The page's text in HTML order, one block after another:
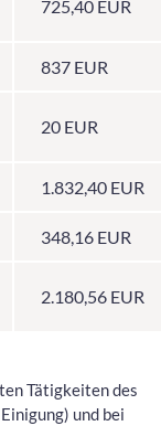
725,40 EUR
837 EUR
20 EUR
1.832,40 EUR
348,16 EUR
2.180,56 EUR
Tätigkeiten des
und bei